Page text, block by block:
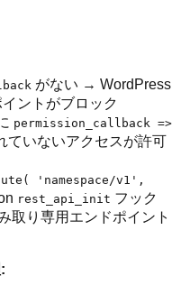
がない → WordPress
ントがブロック
permission_callback =>
ていないアクセスが許可
'namespace/v1',
rest_api_init フック
取り専用エンドポイント